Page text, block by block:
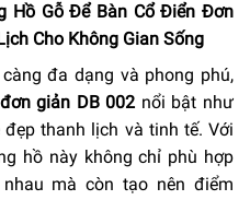
Hồ Gỗ Để Bàn Cổ Điển Đơn
Cho Không Gian Sống
đa dạng và phong phú,
giản DB 002 nổi bật như
thanh lịch và tinh tế. Với
hồ này không chỉ phù hợp
mà còn tạo nên điểm